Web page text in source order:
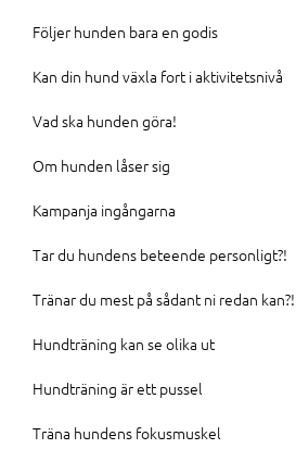
Följer hunden bara en godis
Kan din hund växla fort i aktivitetsnivå
Vad ska hunden göra!
Om hunden låser sig
Kampanja ingångarna
Tar du hundens beteende personligt?!
Tränar du mest på sådant ni redan kan?!
Hundträning kan se olika ut
Hundträning är ett pussel
Träna hundens fokusmuskel